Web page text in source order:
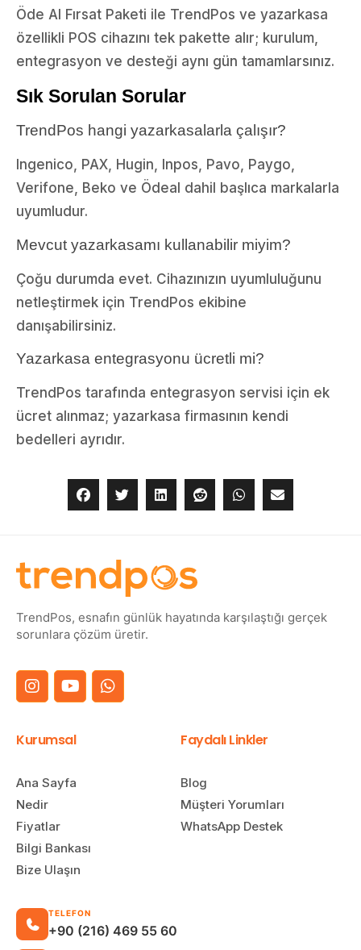
Öde Al Fırsat Paketi ile TrendPos ve yazarkasa
özellikli POS cihazını tek pakette alır; kurulum,
entegrasyon ve desteği aynı gün tamamlarsınız.
Sık Sorulan Sorular
TrendPos hangi yazarkasalarla çalışır?
Ingenico, PAX, Hugin, Inpos, Pavo, Paygo,
Verifone, Beko ve Ödeal dahil başlıca markalarla
uyumludur.
Mevcut yazarkasamı kullanabilir miyim?
Çoğu durumda evet. Cihazınızın uyumluluğunu
netleştirmek için TrendPos ekibine
danışabilirsiniz.
Yazarkasa entegrasyonu ücretli mi?
TrendPos tarafında entegrasyon servisi için ek
ücret alınmaz; yazarkasa firmasının kendi
bedelleri ayrıdır.
TrendPos, esnafın günlük hayatında karşılaştığı gerçek
sorunlara çözüm üretir.
Kurumsal
Ana Sayfa
Nedir
Fiyatlar
Bilgi Bankası
Bize Ulaşın
Faydalı Linkler
Blog
Müşteri Yorumları
WhatsApp Destek
TELEFON
+90 (216) 469 55 60